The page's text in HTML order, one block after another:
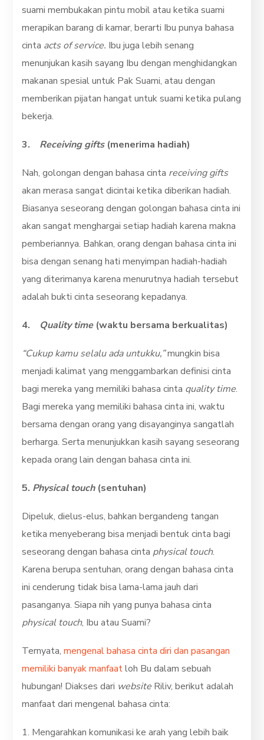
suami membukakan pintu mobil atau ketika suami
merapikan barang di kamar, berarti Ibu punya bahasa
cinta acts of service. Ibu juga lebih senang
menunjukan kasih sayang Ibu dengan menghidangkan
makanan spesial untuk Pak Suami, atau dengan
memberikan pijatan hangat untuk suami ketika pulang
bekerja.
3. Receiving gifts (menerima hadiah)
Nah, golongan dengan bahasa cinta receiving gifts
akan merasa sangat dicintai ketika diberikan hadiah.
Biasanya seseorang dengan golongan bahasa cinta ini
akan sangat menghargai setiap hadiah karena makna
pemberiannya. Bahkan, orang dengan bahasa cinta ini
bisa dengan senang hati menyimpan hadiah-hadiah
yang diterimanya karena menurutnya hadiah tersebut
adalah bukti cinta seseorang kepadanya.
4. Quality time (waktu bersama berkualitas)
“Cukup kamu selalu ada untukku,”mungkin bisa
menjadi kalimat yang menggambarkan definisi cinta
bagi mereka yang memiliki bahasa cinta quality time.
Bagi mereka yang memiliki bahasa cinta ini, waktu
bersama dengan orang yang disayanginya sangatlah
berharga. Serta menunjukkan kasih sayang seseorang
kepada orang lain dengan bahasa cinta ini.
5. Physical touch(sentuhan)
Dipeluk, dielus-elus, bahkan bergandeng tangan
ketika menyeberang bisa menjadi bentuk cinta bagi
seseorang dengan bahasa cinta physical touch.
Karena berupa sentuhan, orang dengan bahasa cinta
ini cenderung tidak bisa lama-lama jauh dari
pasanganya. Siapa nih yang punya bahasa cinta
physical touch, Ibu atau Suami?
Ternyata,mengenal bahasa cinta diri dan pasangan
memiliki banyak manfaatloh Bu dalam sebuah
hubungan! Diakses dari website Riliv, berikut adalah
manfaat dari mengenal bahasa cinta:
1. Mengarahkan komunikasi ke arah yang lebih baik